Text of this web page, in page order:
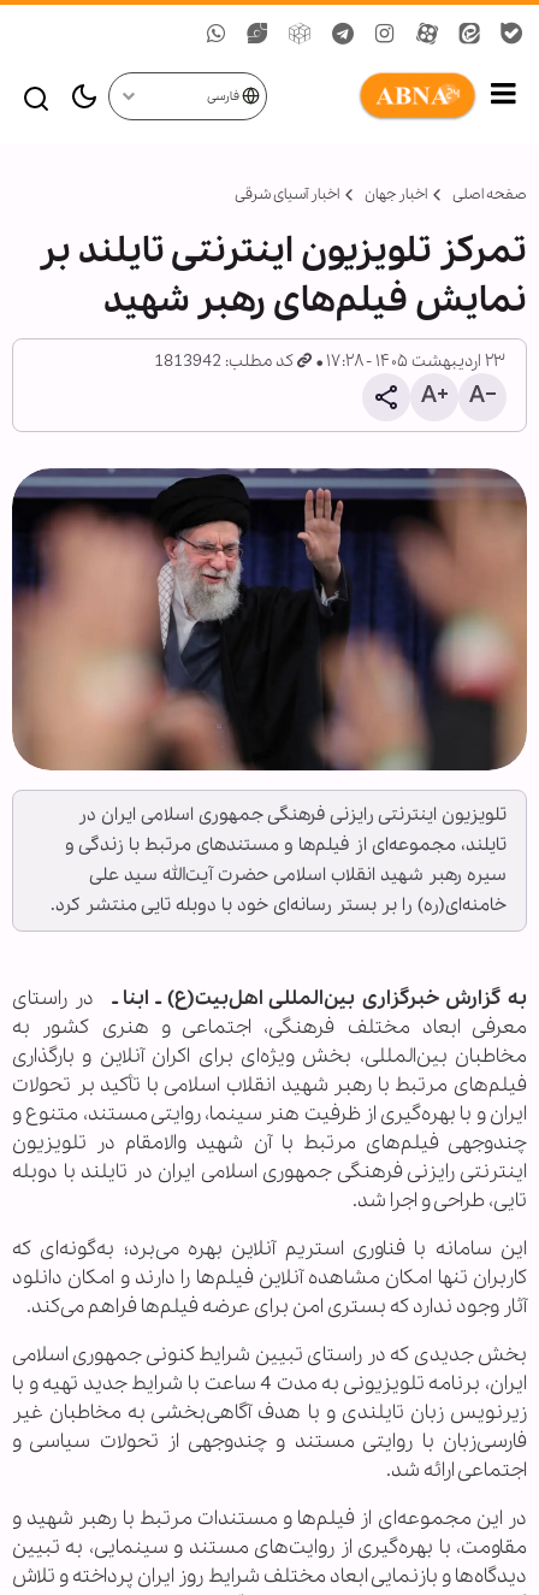
فارسی
صفحه اصلی اخبار جهان اخبار آسیای شرقی
تمرکز تلویزیون اینترنتی تایلند بر
نمایش فیلم‌های رهبر شهید
۲۳ اردیبهشت ۱۴۰۵ - ۱۷:۲۸ کد مطلب: 1813942
تلویزیون اینترنتی رایزنی فرهنگی جمهوری اسلامی ایران در
تایلند، مجموعه‌ای از فیلم‌ها و مستندهای مرتبط با زندگی و
سیره رهبر شهید انقلاب اسلامی حضرت آیت‌الله سید علی
خامنه‌ای(ره) را بر بستر رسانه‌ای خود با دوبله تایی منتشر کرد.
به گزارش خبرگزاری بین‌المللی اهل‌بیت(ع) ـ ابنا ـ در راستای
معرفی ابعاد مختلف فرهنگی، اجتماعی و هنری کشور به
مخاطبان بین‌المللی، بخش ویژه‌ای برای اکران آنلاین و بارگذاری
فیلم‌های مرتبط با رهبر شهید انقلاب اسلامی با تأکید بر تحولات
ایران و با بهره‌گیری از ظرفیت هنر سینما، روایتی مستند، متنوع و
چندوجهی فیلم‌های مرتبط با آن شهید والامقام در تلویزیون
اینترنتی رایزنی فرهنگی جمهوری اسلامی ایران در تایلند با دوبله
تایی، طراحی و اجرا شد.
این سامانه با فناوری استریم آنلاین بهره می‌برد؛ به‌گونه‌ای که
کاربران تنها امکان مشاهده آنلاین فیلم‌ها را دارند و امکان دانلود
آثار وجود ندارد که بستری امن برای عرضه فیلم‌ها فراهم می‌کند.
بخش جدیدی که در راستای تبیین شرایط کنونی جمهوری اسلامی
ایران، برنامه تلویزیونی به مدت 4 ساعت با شرایط جدید تهیه و با
زیرنویس زبان تایلندی و با هدف آگاهی‌بخشی به مخاطبان غیر
فارسی‌زبان با روایتی مستند و چندوجهی از تحولات سیاسی و
اجتماعی ارائه شد.
در این مجموعه‌ای از فیلم‌ها و مستندات مرتبط با رهبر شهید و
مقاومت، با بهره‌گیری از روایت‌های مستند و سینمایی، به تبیین
دیدگاه‌ها و بازنمایی ابعاد مختلف شرایط روز ایران پرداخته و تلاش